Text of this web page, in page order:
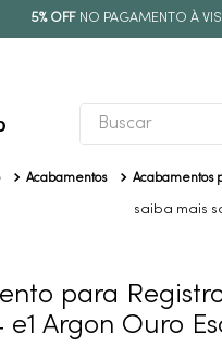
5% OFF NO PAGAMENTO À
Buscar
Acabamentos Acabamentos
saiba mais
para
e1 Argon Ouro
BUSCADOS